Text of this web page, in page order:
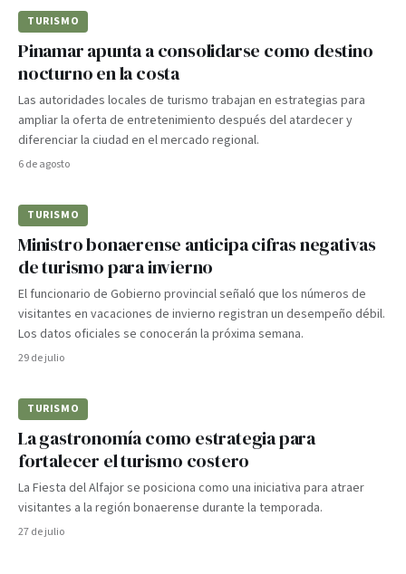
TURISMO
Pinamar apunta a consolidarse como destino
nocturno en la costa
Las autoridades locales de turismo trabajan en estrategias para
ampliar la oferta de entretenimiento después del atardecer y
diferenciar la ciudad en el mercado regional.
6 de agosto
TURISMO
Ministro bonaerense anticipa cifras negativas
de turismo para invierno
El funcionario de Gobierno provincial señaló que los números de
visitantes en vacaciones de invierno registran un desempeño débil.
Los datos oficiales se conocerán la próxima semana.
29 de julio
TURISMO
La gastronomía como estrategia para
fortalecer el turismo costero
La Fiesta del Alfajor se posiciona como una iniciativa para atraer
visitantes a la región bonaerense durante la temporada.
27 de julio